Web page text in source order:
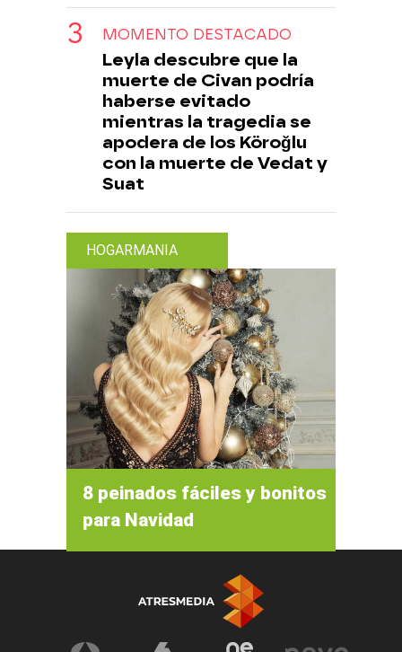
MOMENTO DESTACADO
Leyla descubre que la
muerte de Civan podría
haberse evitado
mientras la tragedia se
apodera de los Köroğlu
con la muerte de Vedat y
Suat
HOGARMANIA
8 peinados fáciles y bonitos
para Navidad